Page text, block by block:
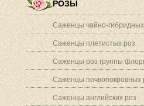
РОЗЫ
Саженцы чайно-
Саженцы плетистых роз
Саженцы роз группы
Саженцы почвопокровных
Саженцы английских роз